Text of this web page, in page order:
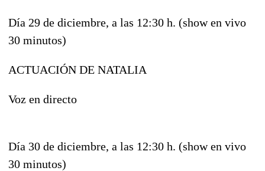
Día 29 de diciembre, a las 12:30 h. (show en vivo
30 minutos)
ACTUACIÓN DE NATALIA
Voz en directo
Día 30 de diciembre, a las 12:30 h. (show en vivo
30 minutos)